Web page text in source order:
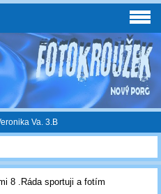
Va. 3.B
8 .Ráda sportuji a fotím